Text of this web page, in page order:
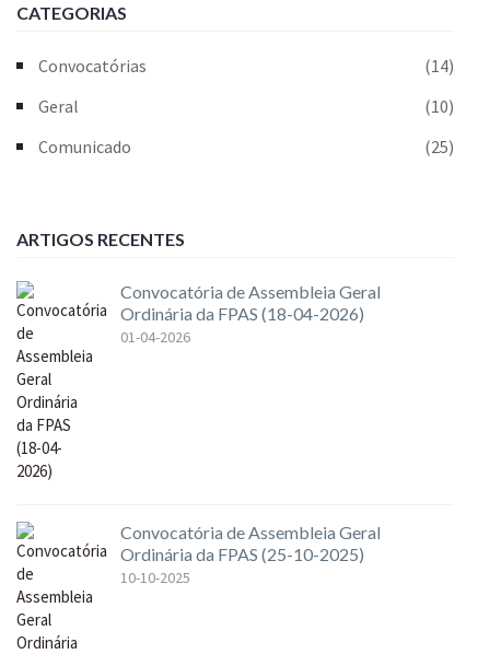
CATEGORIAS
Convocatórias
(14)
Geral
(10)
Comunicado
(25)
ARTIGOS RECENTES
Convocatória de Assembleia Geral
Ordinária da FPAS (18-04-2026)
01-04-2026
Convocatória de Assembleia Geral
Ordinária da FPAS (25-10-2025)
10-10-2025